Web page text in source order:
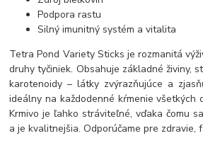
Podpora rastu
Silný imunitný systém a vitalita
Tetra Pond Variety Sticks je rozmanitá
druhy tyčiniek. Obsahuje základné živiny,
karotenoidy – látky zvýrazňujúce a
ideálny na každodenné kŕmenie všetkých
Krmivo je ľahko stráviteľné, vďaka čomu
a je kvalitnejšia. Odporúčame pre zdravie,